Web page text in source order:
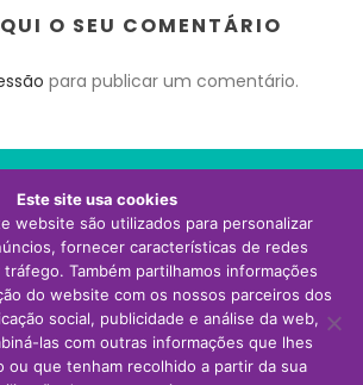
O SEU COMENTÁRIO
para publicar um comentário.
o site da Thermor Portugal
Este site usa cookies
website são utilizados para personalizar
fornecer características de redes
tráfego. Também partilhamos informações
do website com os nossos parceiros dos
social, publicidade e análise da web,
las com outras informações que lhes
ou que tenham recolhido a partir da sua